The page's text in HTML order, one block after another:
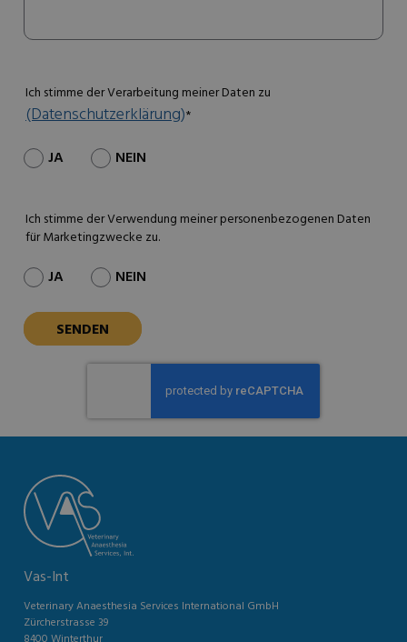
Ich stimme der Verarbeitung meiner Daten zu
(Datenschutzerklärung)*
JA NEIN
Ich stimme der Verwendung meiner personenbezogenen Daten
für Marketingzwecke zu.
JA NEIN
Vas-Int
Veterinary Anaesthesia Services International GmbH
Zürcherstrasse 39